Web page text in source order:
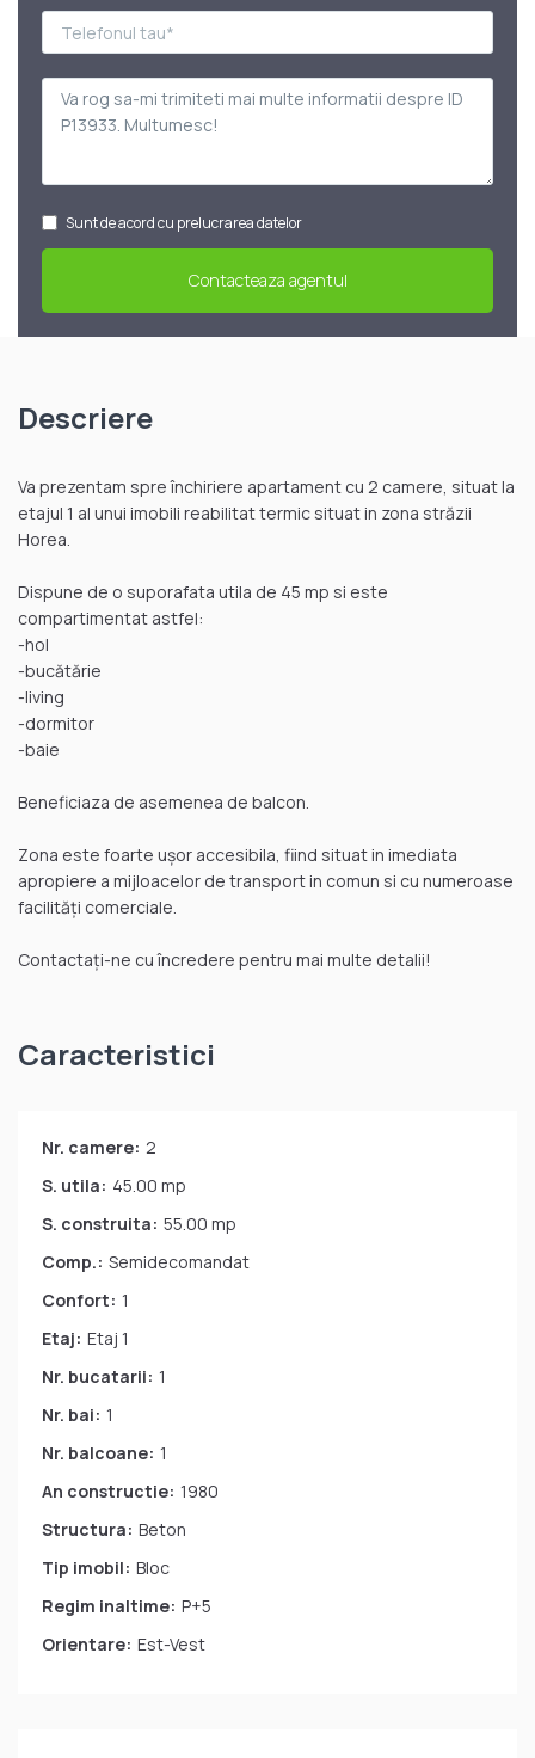
Sunt de acord cu prelucrarea datelor
Descriere
Va prezentam spre închiriere apartament cu 2 camere, situat la
etajul 1 al unui imobili reabilitat termic situat in zona străzii
Horea.
Dispune de o suporafata utila de 45 mp si este
compartimentat astfel:
-hol
-bucătărie
-living
-dormitor
-baie
Beneficiaza de asemenea de balcon.
Zona este foarte ușor accesibila, fiind situat in imediata
apropiere a mijloacelor de transport in comun si cu numeroase
facilități comerciale.
Contactați-ne cu încredere pentru mai multe detalii!
Caracteristici
Nr. camere: 2
S. utila: 45.00 mp
S. construita: 55.00 mp
Comp.: Semidecomandat
Confort: 1
Etaj: Etaj 1
Nr. bucatarii: 1
Nr. bai: 1
Nr. balcoane: 1
An constructie: 1980
Structura: Beton
Tip imobil: Bloc
Regim inaltime: P+5
Orientare: Est-Vest